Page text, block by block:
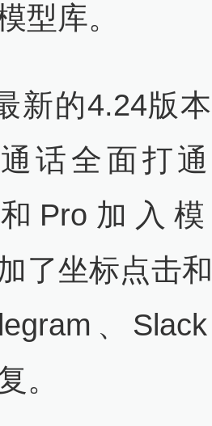
型库。
新的4.24版
话全面打通
和Pro加入
了坐标点击
、Slack
。